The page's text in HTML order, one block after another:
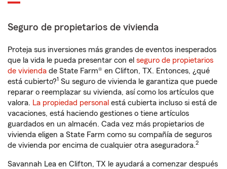
Seguro de propietarios de vivienda
Proteja sus inversiones más grandes de eventos inesperados
que la vida le pueda presentar con el seguro de propietarios
de vivienda de State Farm® en Clifton, TX. Entonces, ¿qué
está cubierto?1 Su seguro de vivienda le garantiza que puede
reparar o reemplazar su vivienda, así como los artículos que
valora. La propiedad personal está cubierta incluso si está de
vacaciones, está haciendo gestiones o tiene artículos
guardados en un almacén. Cada vez más propietarios de
vivienda eligen a State Farm como su compañía de seguros
de vivienda por encima de cualquier otra aseguradora.2
Savannah Lea en Clifton, TX le ayudará a comenzar después